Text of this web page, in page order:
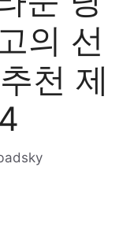
의 선
천 제